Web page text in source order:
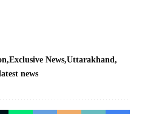
Exclusive News Uttarakhand
news